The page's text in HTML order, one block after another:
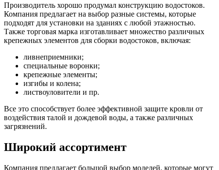
Производитель хорошо продумал конструкцию водостоков.
Компания предлагает на выбор разные системы, которые
подходят для установки на зданиях с любой этажностью.
Также торговая марка изготавливает множество различных
крепежных элементов для сборки водостоков, включая:
ливнеприемники;
специальные воронки;
крепежные элементы;
изгибы и колена;
листвоуловители и пр.
Все это способствует более эффективной защите кровли от
воздействия талой и дождевой воды, а также различных
загрязнений.
Широкий ассортимент
Компания предлагает большой выбор моделей, которые могут